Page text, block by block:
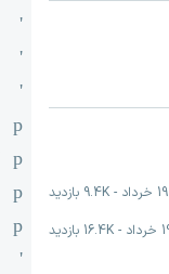
19 خرداد -
9.4K بازدید
-
16.4K بازدید